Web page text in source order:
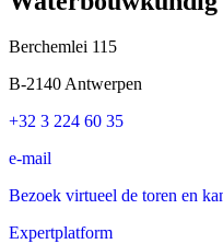
Berchemlei 115
B-2140 Antwerpen
+32 3 224 60 35
e-mail
Bezoek virtueel de toren en
Expertplatform